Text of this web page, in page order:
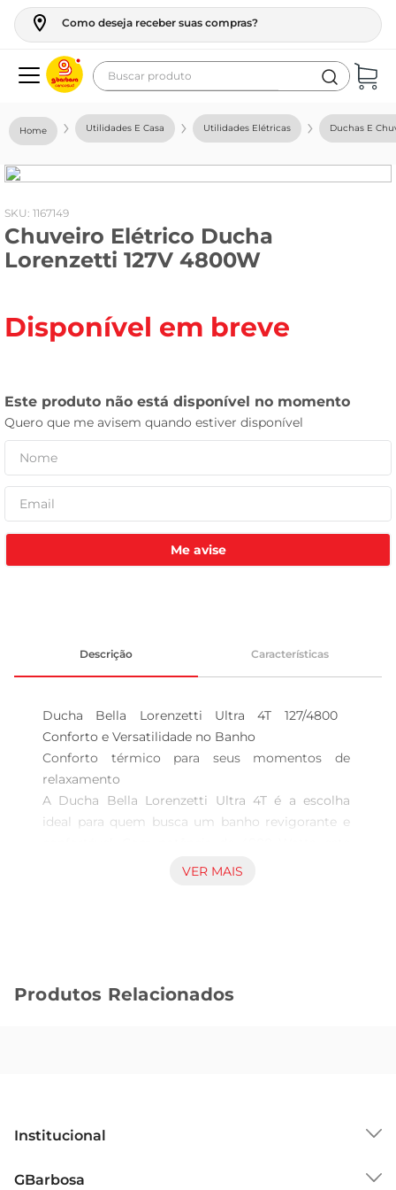
Como deseja receber suas compras?
Buscar produto
Utilidades E Casa Utilidades Elétricas Duchas E
: 1167149
Chuveiro Elétrico Ducha
Lorenzetti 127V 4800W
Disponível em breve
Me avise
Descrição Características
Ducha Bella Lorenzetti Ultra 4T 127/4800
Conforto e Versatilidade no Banho
Conforto térmico para seus momentos de
relaxamento
A Ducha Bella Lorenzetti Ultra 4T é a escolha
ideal para quem busca um banho revigorante e
modelo proporciona um aquecimento rápido e
Tecnologia e facilidade de uso
descomplicada. Além disso, a instalação é prática,
benefícios dessa ducha em sua casa.
VER MAIS
Produtos Relacionados
Institucional
GBarbosa
geladeira
fogao
café
cerveja
leite
celular